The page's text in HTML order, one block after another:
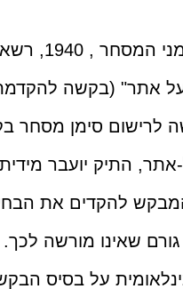
אתר" (בקשה
סימן מסחר
התיק יועבר
שאינו מורשה לכך.
על בסיס